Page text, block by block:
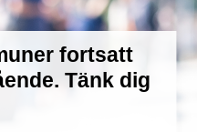
fortsatt
Tänk dig